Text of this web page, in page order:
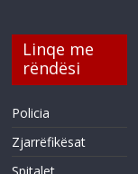
Linqe me
rëndësi
Policia
Zjarrëfikësat